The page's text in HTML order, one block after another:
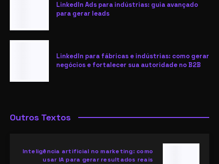
LinkedIn Ads para indústrias: guia avançado
para gerar leads
LinkedIn para fábricas e indústrias: como gerar
negócios e fortalecer sua autoridade no B2B
Outros Textos
Inteligência artificial no marketing: como
usar IA para gerar resultados reais